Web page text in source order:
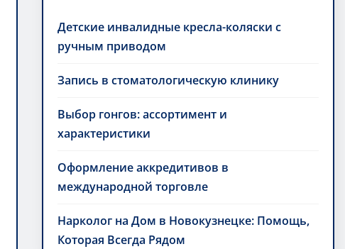
Детские инвалидные кресла-коляски с
ручным приводом
Запись в стоматологическую клинику
Выбор гонгов: ассортимент и
характеристики
Оформление аккредитивов в
международной торговле
Нарколог на Дом в Новокузнецке: Помощь,
Которая Всегда Рядом